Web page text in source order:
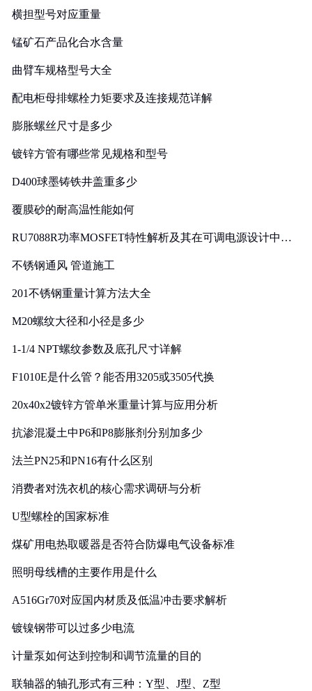
横担型号对应重量
锰矿石产品化合水含量
曲臂车规格型号大全
配电柜母排螺栓力矩要求及连接规范详解
膨胀螺丝尺寸是多少
镀锌方管有哪些常见规格和型号
D400球墨铸铁井盖重多少
覆膜砂的耐高温性能如何
RU7088R功率MOSFET特性解析及其在可调电源设计中的
不锈钢通风 管道施工
201不锈钢重量计算方法大全
M20螺纹大径和小径是多少
1-1/4 NPT螺纹参数及底孔尺寸详解
F1010E是什么管？能否用3205或3505代换
20x40x2镀锌方管单米重量计算与应用分析
抗渗混凝土中P6和P8膨胀剂分别加多少
法兰PN25和PN16有什么区别
消费者对洗衣机的核心需求调研与分析
U型螺栓的国家标准
煤矿用电热取暖器是否符合防爆电气设备标准
照明母线槽的主要作用是什么
A516Gr70对应国内材质及低温冲击要求解析
镀镍钢带可以过多少电流
计量泵如何达到控制和调节流量的目的
联轴器的轴孔形式有三种：Y型、J型、Z型